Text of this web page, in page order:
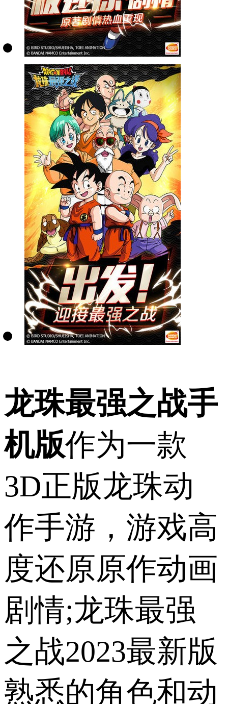
龙珠最强之战手
机版作为一款
3D正版龙珠动
作手游，游戏高
度还原原作动画
剧情;龙珠最强
之战2023最新版
熟悉的角色和动